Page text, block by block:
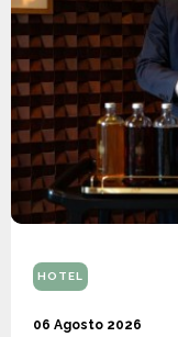
HOTEL
06 Agosto 2026